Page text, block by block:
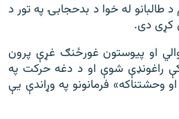
له خوا د بدحجابۍ په تور د
کړی دی.
او پیوستون غورځنګ غړې پرون
راغونډې شوې او د دغه حرکت په
وحشتناکه» فرمانونو په وړاندې یې